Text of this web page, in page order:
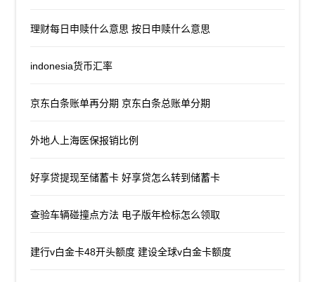
理财每日申赎什么意思 按日申赎什么意思
indonesia货币汇率
京东白条账单再分期 京东白条总账单分期
外地人上海医保报销比例
好享贷提现至储蓄卡 好享贷怎么转到储蓄卡
查验车辆碰撞点方法 电子版年检标怎么领取
建行v白金卡48开头额度 建设全球v白金卡额度